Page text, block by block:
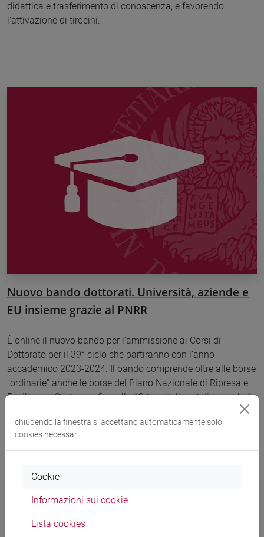
didattica e trasferimento di conoscenza, e favorendo
l’attivazione di tirocini.
Nuovo bando dottorati. Università, aziende e
EU insieme grazie al PNRR
È online il nuovo bando per l'ammissione ai Corsi di
Dottorato per il 39° ciclo che partiranno con l’anno
accademico 2023-2024. Il bando comprende oltre alle borse
"ordinarie" anche le borse del Piano Nazionale di Ripresa e
Resilienza. C’è tempo fino alle 13 (ora italiana) di mercoledì
chiudendo la finestra si accettano automaticamente solo i
cookies necessari
Cookie
Informazioni sui cookie
Lista cookies